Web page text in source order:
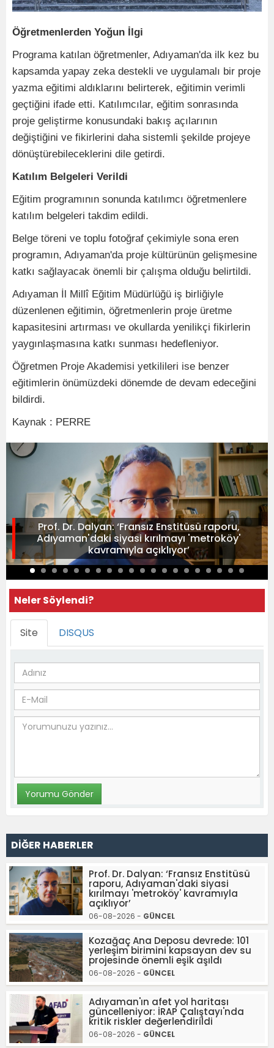
Öğretmenlerden Yoğun İlgi
Programa katılan öğretmenler, Adıyaman'da ilk kez bu
kapsamda yapay zeka destekli ve uygulamalı bir proje
yazma eğitimi aldıklarını belirterek, eğitimin verimli
geçtiğini ifade etti. Katılımcılar, eğitim sonrasında
proje geliştirme konusundaki bakış açılarının
değiştiğini ve fikirlerini daha sistemli şekilde projeye
dönüştürebileceklerini dile getirdi.
Katılım Belgeleri Verildi
Eğitim programının sonunda katılımcı öğretmenlere
katılım belgeleri takdim edildi.
Belge töreni ve toplu fotoğraf çekimiyle sona eren
programın, Adıyaman'da proje kültürünün gelişmesine
katkı sağlayacak önemli bir çalışma olduğu belirtildi.
Adıyaman İl Millî Eğitim Müdürlüğü iş birliğiyle
düzenlenen eğitimin, öğretmenlerin proje üretme
kapasitesini artırması ve okullarda yenilikçi fikirlerin
yaygınlaşmasına katkı sunması hedefleniyor.
Öğretmen Proje Akademisi yetkilileri ise benzer
eğitimlerin önümüzdeki dönemde de devam edeceğini
bildirdi.
Kaynak : PERRE
Prof. Dr. Dalyan: ‘Fransız Enstitüsü raporu,
Adıyaman'daki siyasi kırılmayı 'metroköy'
kavramıyla açıklıyor’
Neler Söylendi?
Site DISQUS
DİĞER HABERLER
Prof. Dr. Dalyan: ‘Fransız Enstitüsü
raporu, Adıyaman'daki siyasi
kırılmayı 'metroköy' kavramıyla
açıklıyor’
06-08-2026 - GÜNCEL
Kozağaç Ana Deposu devrede: 101
yerleşim birimini kapsayan dev su
projesinde önemli eşik aşıldı
06-08-2026 - GÜNCEL
Adıyaman'ın afet yol haritası
güncelleniyor: İRAP Çalıştayı'nda
kritik riskler değerlendirildi
06-08-2026 - GÜNCEL